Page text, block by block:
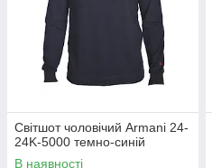
Світшот чоловічий Armani 24-
24K-5000 темно-синій
В наявності